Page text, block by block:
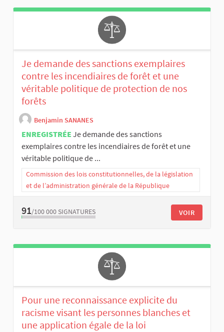
Je demande des sanctions exemplaires
contre les incendiaires de forêt et une
véritable politique de protection de nos
forêts
Benjamin SANANES
ENREGISTRÉE Je demande des sanctions
exemplaires contre les incendiaires de forêt et une
véritable politique de ...
Commission des lois constitutionnelles, de la législation
et de l’administration générale de la République
91/100 000 SIGNATURES VOIR
Pour une reconnaissance explicite du
racisme visant les personnes blanches et
une application égale de la loi